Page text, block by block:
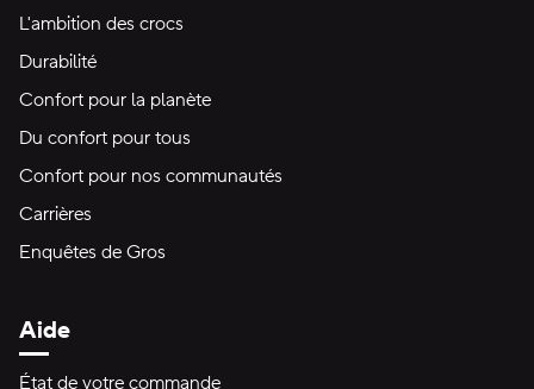
L'ambition des crocs
Durabilité
Confort pour la planète
Du confort pour tous
Confort pour nos communautés
Carrières
Enquêtes de Gros
Aide
État de votre commande